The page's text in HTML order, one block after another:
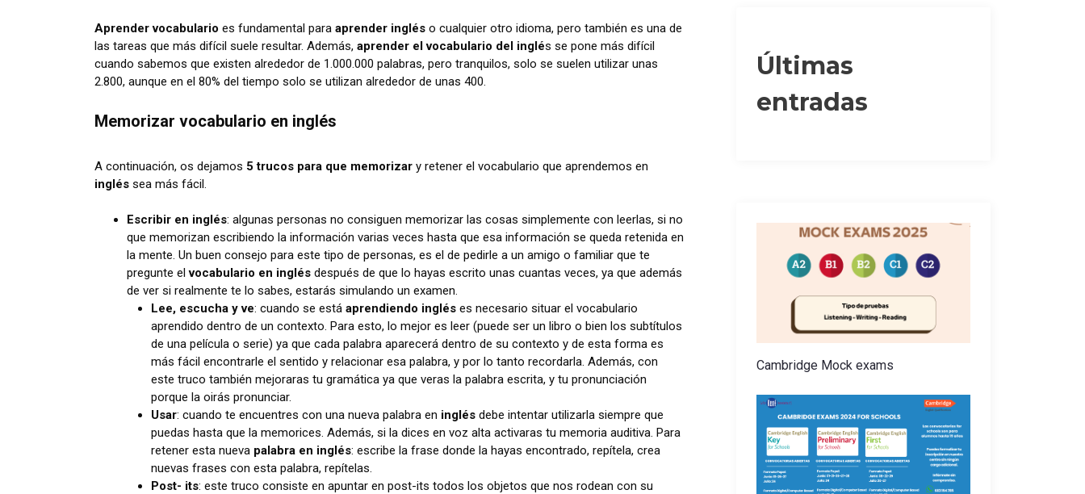
Aprender vocabulario es fundamental para aprender inglés o cualquier otro idioma, pero también es una de
las tareas que más difícil suele resultar. Además, aprender el vocabulario del inglés se pone más difícil
cuando sabemos que existen alrededor de 1.000.000 palabras, pero tranquilos, solo se suelen utilizar unas
2.800, aunque en el 80% del tiempo solo se utilizan alrededor de unas 400.
Memorizar vocabulario en inglés
A continuación, os dejamos 5 trucos para que memorizar y retener el vocabulario que aprendemos en
inglés sea más fácil.
Escribir en inglés: algunas personas no consiguen memorizar las cosas simplemente con leerlas, si no
que memorizan escribiendo la información varias veces hasta que esa información se queda retenida en
la mente. Un buen consejo para este tipo de personas, es el de pedirle a un amigo o familiar que te
pregunte elvocabulario en inglés después de que lo hayas escrito unas cuantas veces, ya que además
de ver si realmente te lo sabes, estarás simulando un examen.
Lee, escucha y ve: cuando se está aprendiendo inglés es necesario situar el vocabulario
aprendido dentro de un contexto. Para esto, lo mejor es leer (puede ser un libro o bien los subtítulos
de una película o serie) ya que cada palabra aparecerá dentro de su contexto y de esta forma es
más fácil encontrarle el sentido y relacionar esa palabra, y por lo tanto recordarla. Además, con
este truco también mejoraras tu gramática ya que veras la palabra escrita, y tu pronunciación
porque la oirás pronunciar.
Usar: cuando te encuentres con una nueva palabra en inglés debe intentar utilizarla siempre que
puedas hasta que la memorices. Además, si la dices en voz alta activaras tu memoria auditiva. Para
retener esta nueva palabra en inglés: escribe la frase donde la hayas encontrado, repítela, crea
nuevas frases con esta palabra, repítelas.
Post- its: este truco consiste en apuntar en post-its todos los objetos que nos rodean con su
Últimas
entradas
Cambridge Mock exams